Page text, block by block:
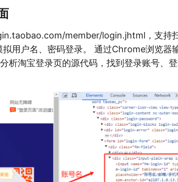
member/login.jhtml，支持
用户名、密码登录。 通过Chrome浏览器
析淘宝登录页的源代码，找到登录账号、